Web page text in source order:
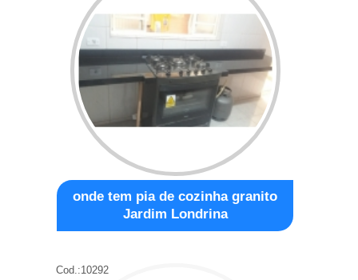
onde tem pia de cozinha granito
Jardim Londrina
Cod.:10292